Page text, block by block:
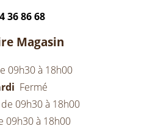
36 86 68
Magasin
09h30 à 18h00
Fermé
de 09h30 à 18h00
09h30 à 18h00